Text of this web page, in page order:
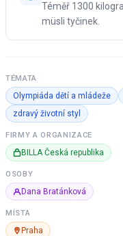
Téměř 1300
müsli tyčinek.
TÉMATA
Olympiáda dětí a mládeže
zdravý životní styl
FIRMY A ORGANIZACE
BILLA Česká republika
OSOBY
Dana Bratánková
MÍSTA
Praha